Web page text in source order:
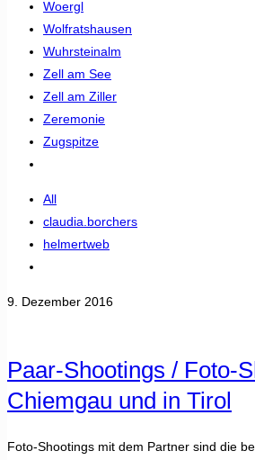
Woergl
Wolfratshausen
Wuhrsteinalm
Zell am See
Zell am Ziller
Zeremonie
Zugspitze
All
claudia.borchers
helmertweb
9. Dezember 2016
Paar-Shootings / Foto-
Chiemgau und in Tirol
Foto-Shootings mit dem Partner sind die